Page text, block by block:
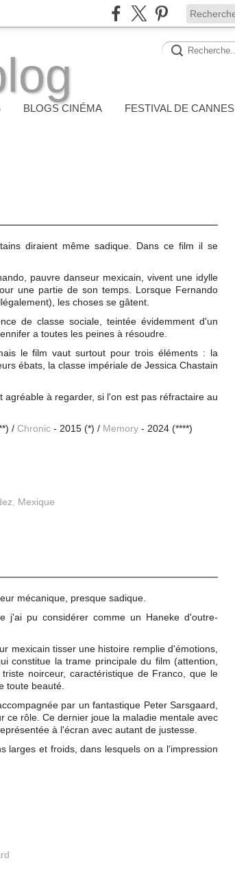
BLOGS CINÉMA FESTIVAL DE CANNES
diraient même sadique. Dans ce film il se
pauvre danseur mexicain, vivent une idylle
une partie de son temps. Lorsque Fernando
les choses se gâtent.
de classe sociale, teintée évidemment d'un
a toutes les peines à résoudre.
le film vaut surtout pour trois éléments : la
ébats, la classe impériale de Jessica Chastain
agréable à regarder, si l'on est pas réfractaire au
/ Chronic - 2015 (*) / Memory - 2024 (****)
Mexique
mécanique, presque sadique.
j'ai pu considérer comme un Haneke d'outre-
mexicain tisser une histoire remplie d'émotions,
constitue la trame principale du film (attention,
noirceur, caractéristique de Franco, que le
toute beauté.
par un fantastique Peter Sarsgaard,
ce rôle. Ce dernier joue la maladie mentale avec
à l'écran avec autant de justesse.
larges et froids, dans lesquels on a l'impression